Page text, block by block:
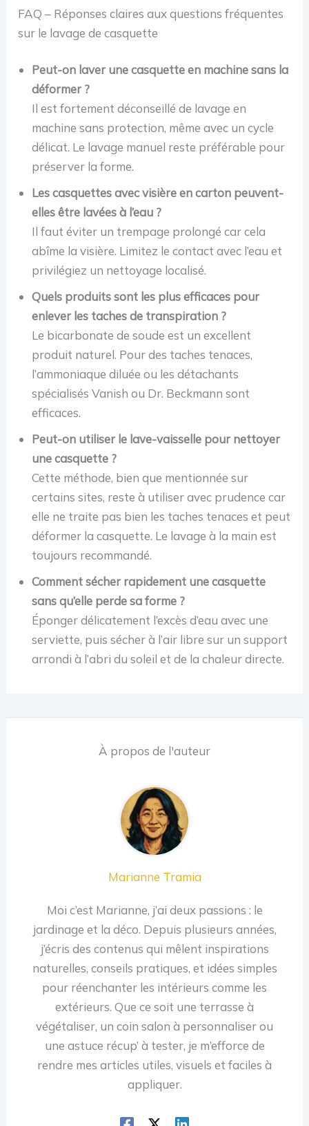
FAQ – Réponses claires aux questions fréquentes
sur le lavage de casquette
Peut-on laver une casquette en machine sans la
déformer ?
Il est fortement déconseillé de lavage en
machine sans protection, même avec un cycle
délicat. Le lavage manuel reste préférable pour
préserver la forme.
Les casquettes avec visière en carton peuvent-
elles être lavées à l’eau ?
Il faut éviter un trempage prolongé car cela
abîme la visière. Limitez le contact avec l’eau et
privilégiez un nettoyage localisé.
Quels produits sont les plus efficaces pour
enlever les taches de transpiration ?
Le bicarbonate de soude est un excellent
produit naturel. Pour des taches tenaces,
l’ammoniaque diluée ou les détachants
spécialisés Vanish ou Dr. Beckmann sont
efficaces.
Peut-on utiliser le lave-vaisselle pour nettoyer
une casquette ?
Cette méthode, bien que mentionnée sur
certains sites, reste à utiliser avec prudence car
elle ne traite pas bien les taches tenaces et peut
déformer la casquette. Le lavage à la main est
toujours recommandé.
Comment sécher rapidement une casquette
sans qu’elle perde sa forme ?
Éponger délicatement l’excès d’eau avec une
serviette, puis sécher à l’air libre sur un support
arrondi à l’abri du soleil et de la chaleur directe.
À propos de l'auteur
Marianne Tramia
Moi c’est Marianne, j’ai deux passions : le
jardinage et la déco. Depuis plusieurs années,
j’écris des contenus qui mêlent inspirations
naturelles, conseils pratiques, et idées simples
pour réenchanter les intérieurs comme les
extérieurs. Que ce soit une terrasse à
végétaliser, un coin salon à personnaliser ou
une astuce récup’ à tester, je m’efforce de
rendre mes articles utiles, visuels et faciles à
appliquer.